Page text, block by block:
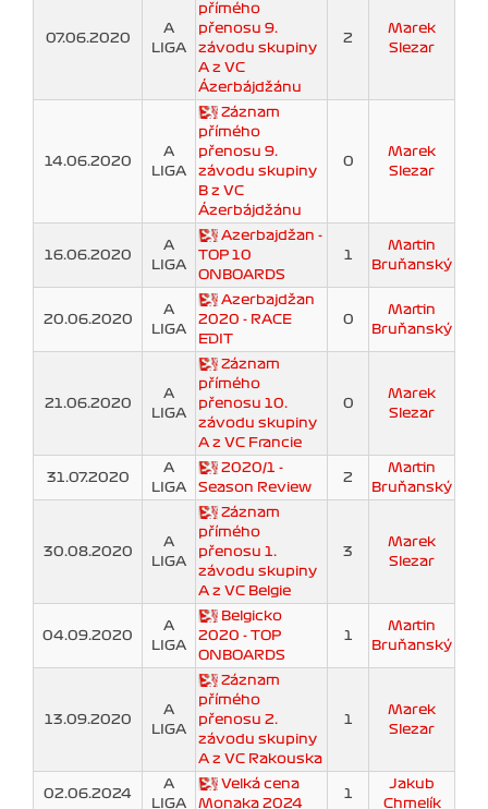
07.06.2020
A
LIGA
přímého
přenosu 9.
závodu skupiny
A z VC
Ázerbájdžánu
2
Marek
Slezar
14.06.2020
A
LIGA
Záznam
přímého
přenosu 9.
závodu skupiny
B z VC
Ázerbájdžánu
0
Marek
Slezar
16.06.2020
A
LIGA
Azerbajdžan -
TOP 10
ONBOARDS
1
Martin
Bruňanský
20.06.2020
A
LIGA
Azerbajdžan
2020 - RACE
EDIT
0
Martin
Bruňanský
21.06.2020
A
LIGA
Záznam
přímého
přenosu 10.
závodu skupiny
A z VC Francie
0
Marek
Slezar
31.07.2020
A
LIGA
2020/1 -
Season Review
2
Martin
Bruňanský
30.08.2020
A
LIGA
Záznam
přímého
přenosu 1.
závodu skupiny
A z VC Belgie
3
Marek
Slezar
04.09.2020
A
LIGA
Belgicko
2020 - TOP
ONBOARDS
1
Martin
Bruňanský
13.09.2020
A
LIGA
Záznam
přímého
přenosu 2.
závodu skupiny
A z VC Rakouska
1
Marek
Slezar
02.06.2024
A
LIGA
Velká cena
Monaka 2024
1
Jakub
Chmelík